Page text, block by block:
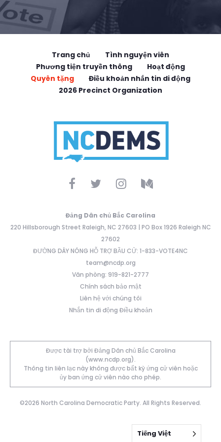
Trang chủ
Tình nguyện viên
Phương tiện truyền thông
Hoạt động
Quyên tặng
Điều khoản nhắn tin di động
2026 Precinct Organization
Đảng Dân chủ Bắc Carolina
220 Hillsborough Street Raleigh, NC 27603 | PO Box 1926 Raleigh NC
27602
ĐƯỜNG DÂY NÓNG HỖ TRỢ BẦU CỬ: 1-833-VOTE4NC
team@ncdp.org
Văn phòng: 919-821-2777
Chính sách bảo mật
Liên hệ với chúng tôi
Nhắn tin di động Điều khoản
Được tài trợ bởi Đảng Dân chủ Bắc Carolina
(www.ncdp.org).
Thông tin liên lạc này không được bất kỳ ứng cử viên hoặc
ủy ban ứng cử viên nào cho phép.
©2026 North Carolina Democratic Party. All Rights Reserved.
Tiếng Việt